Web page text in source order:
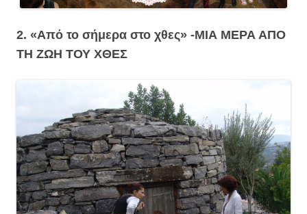
2. «Από το σήμερα στο χθες» -ΜΙΑ ΜΕΡΑ ΑΠΟ
ΤΗ ΖΩΗ ΤΟΥ ΧΘΕΣ